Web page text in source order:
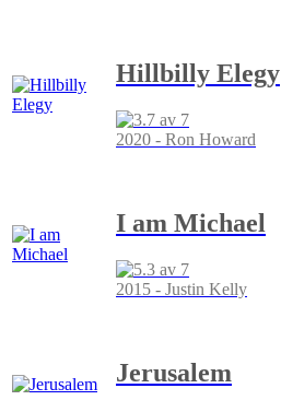
Hillbilly Elegy
2020 - Ron Howard
I am Michael
2015 - Justin Kelly
Jerusalem